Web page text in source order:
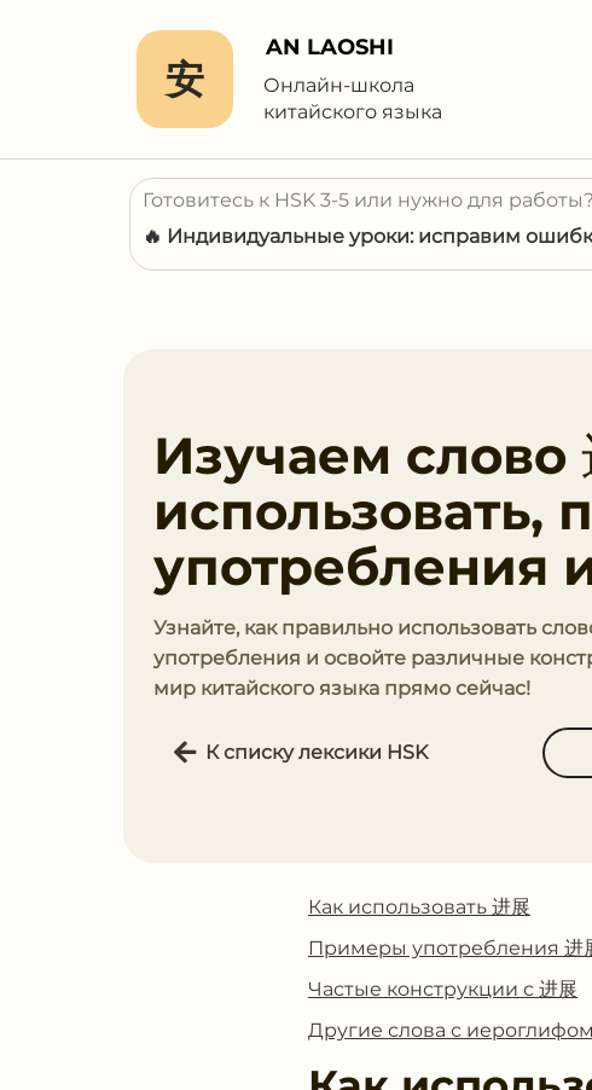
安
AN LAOSHI
Онлайн-школа
китайского языка
Готовитесь к HSK 3-5 или нужно для работы?
🔥 Индивидуальные уроки: исправим
Изучаем слово
использовать,
употребления
Узнайте, как правильно использовать
употребления и освойте различные
мир китайского языка прямо сейчас!
К списку лексики HSK
Как использовать 进展
Примеры употребления 进
Частые конструкции с 进展
Другие слова с